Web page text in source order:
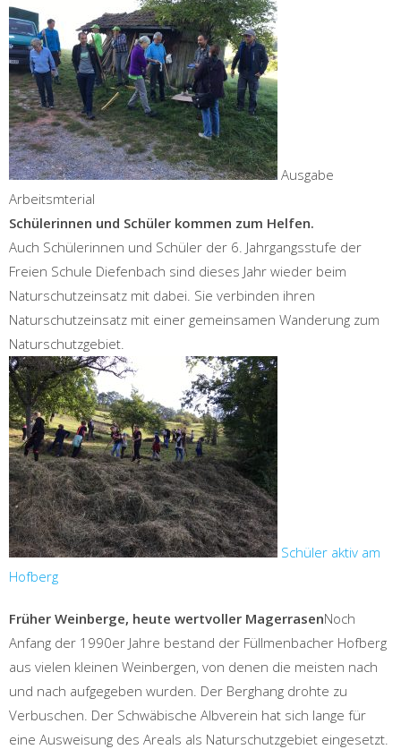
Ausgabe
Arbeitsmterial
Schülerinnen und Schüler kommen zum Helfen.
Auch Schülerinnen und Schüler der 6. Jahrgangsstufe der
Freien Schule Diefenbach sind dieses Jahr wieder beim
Naturschutzeinsatz mit dabei. Sie verbinden ihren
Naturschutzeinsatz mit einer gemeinsamen Wanderung zum
Naturschutzgebiet.
Schüler aktiv am
Hofberg
Früher Weinberge, heute wertvoller MagerrasenNoch
Anfang der 1990er Jahre bestand der Füllmenbacher Hofberg
aus vielen kleinen Weinbergen, von denen die meisten nach
und nach aufgegeben wurden. Der Berghang drohte zu
Verbuschen. Der Schwäbische Albverein hat sich lange für
eine Ausweisung des Areals als Naturschutzgebiet eingesetzt.